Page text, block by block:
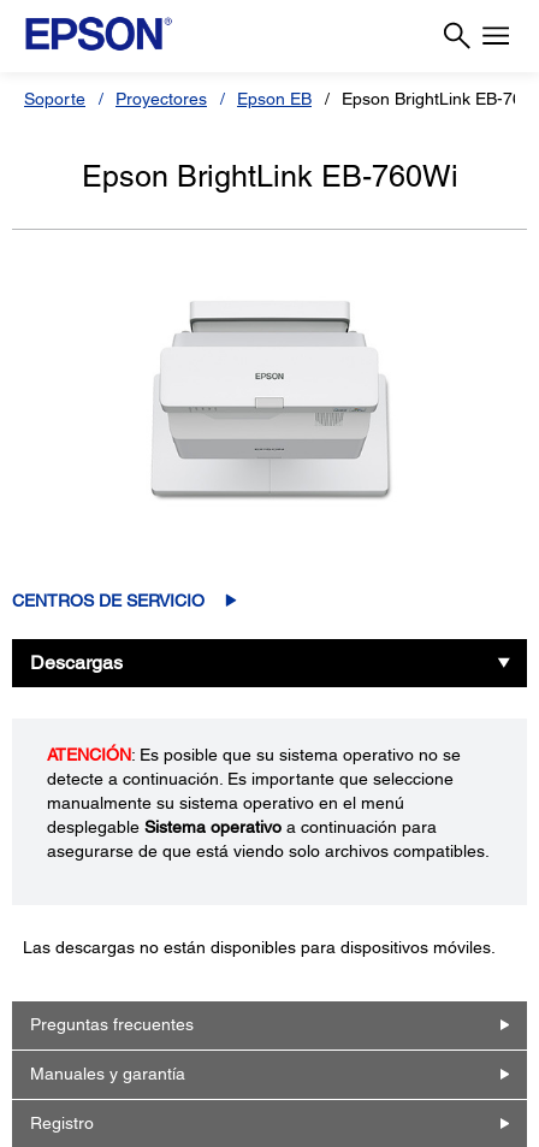
Soporte Proyectores Epson EB Epson BrightLink EB-
Epson BrightLink EB-760Wi
CENTROS DE SERVICIO
Descargas
ATENCIÓN: Es posible que su sistema operativo no se
detecte a continuación. Es importante que seleccione
manualmente su sistema operativo en el menú
desplegable Sistema operativo a continuación para
asegurarse de que está viendo solo archivos compatibles.
Las descargas no están disponibles para dispositivos móviles.
Preguntas frecuentes
Manuales y garantía
Registro